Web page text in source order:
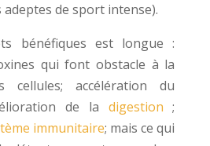
adeptes de sport intense).
bénéfiques est longue :
qui font obstacle à la
cellules; accélération du
de la digestion ;
immunitaire; mais ce qui